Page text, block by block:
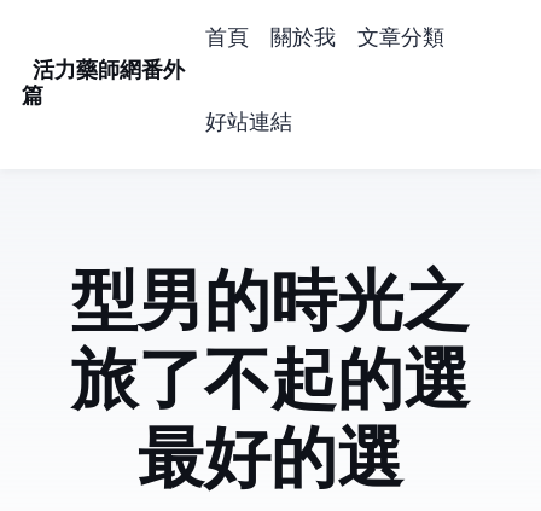
活力藥師網番外
篇
首頁 關於我 文章分類
好站連結
型男的時光之
旅(了不起的選Taxi/
最好的選Taxi)